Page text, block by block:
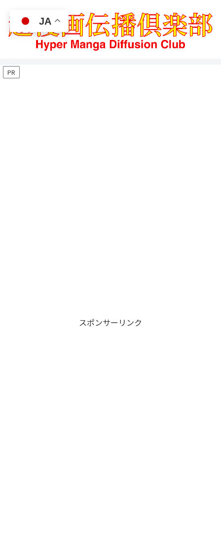
PR
スポンサーリンク
JA